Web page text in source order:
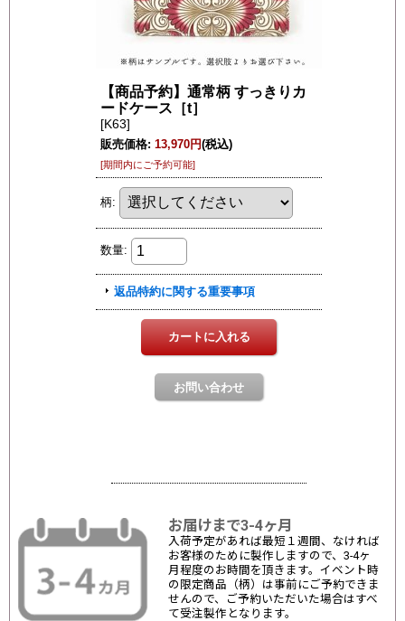
お届けまで3-4ヶ月
入荷予定があれば最短１週間、なければ
お客様のために製作しますので、3-4ヶ
月程度のお時間を頂きます。イベント時
の限定商品（柄）は事前にご予約できま
せんので、ご予約いただいた場合はすべ
て受注製作となります。